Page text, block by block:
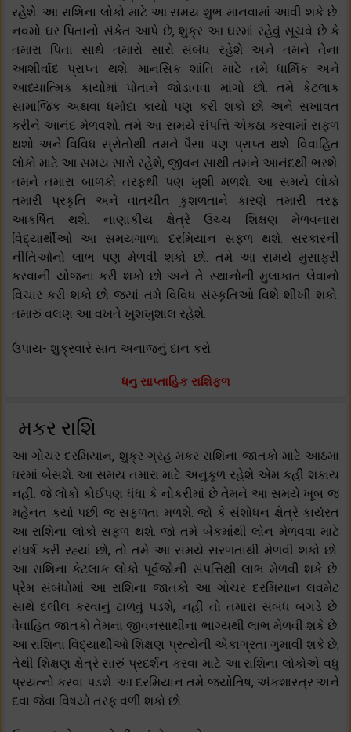
રહેશે. આ રાશિના લોકો માટે આ સમય શુભ માનવામાં આવી શકે છે.
નવમો ઘર પિતાનો સંકેત આપે છે, શુક્ર આ ઘરમાં રહેવું સૂચવે છે કે
તમારા પિતા સાથે તમારો સારો સંબંધ રહેશે અને તમને તેના
આશીર્વાદ પ્રાપ્ત થશે. માનસિક શાંતિ માટે તમે ધાર્મિક અને
આધ્યાત્મિક કાર્યોમાં પોતાને જોડાવવા માંગો છો. તમે કેટલાક
સામાજિક અથવા ધર્માદા કાર્યો પણ કરી શકો છો અને સખાવત
કરીને આનંદ મેળવશો. તમે આ સમયે સંપત્તિ એકઠા કરવામાં સફળ
થશો અને વિવિધ સ્રોતોથી તમને પૈસા પણ પ્રાપ્ત થશે. વિવાહિત
લોકો માટે આ સમય સારો રહેશે, જીવન સાથી તમને આનંદથી ભરશે.
તમને તમારા બાળકો તરફથી પણ ખુશી મળશે. આ સમયે લોકો
તમારી પ્રકૃતિ અને વાતચીત કુશળતાને કારણે તમારી તરફ
આકર્ષિત થશે. નાણાકીય ક્ષેત્રે ઉચ્ચ શિક્ષણ મેળવનારા
વિદ્યાર્થીઓ આ સમયગાળા દરમિયાન સફળ થશે. સરકારની
નીતિઓનો લાભ પણ મેળવી શકો છો. તમે આ સમયે મુસાફરી
કરવાની યોજના કરી શકો છો અને તે સ્થાનોની મુલાકાત લેવાનો
વિચાર કરી શકો છો જ્યાં તમે વિવિધ સંસ્કૃતિઓ વિશે શીખી શકો.
તમારું વલણ આ વખતે ખુશખુશાલ રહેશે.
ઉપાય- શુક્રવારે સાત અનાજનું દાન કરો.
ધનુ સાપ્તાહિક રાશિફળ
મકર રાશિ
આ ગોચર દરમિયાન, શુક્ર ગ્રહ મકર રાશિના જાતકો માટે આઠમા
ઘરમાં બેસશે. આ સમય તમારા માટે અનુકૂળ રહેશે એમ કહી શકાય
નહીં. જે લોકો કોઈપણ ધંધા કે નોકરીમાં છે તેમને આ સમયે ખૂબ જ
મહેનત કર્યા પછી જ સફળતા મળશે. જો કે સંશોધન ક્ષેત્રે કાર્યરત
આ રાશિના લોકો સફળ થશે. જો તમે બેંકમાંથી લોન મેળવવા માટે
સંઘર્ષ કરી રહ્યાં છો, તો તમે આ સમયે સરળતાથી મેળવી શકો છો.
આ રાશિના કેટલાક લોકો પૂર્વજોની સંપત્તિથી લાભ મેળવી શકે છે.
પ્રેમ સંબંધોમાં આ રાશિના જાતકો આ ગોચર દરમિયાન લવમેટ
સાથે દલીલ કરવાનું ટાળવું પડશે, નહીં તો તમારા સંબંધ બગડે છે.
વૈવાહિત જાતકો તેમના જીવનસાથીના ભાગ્યથી લાભ મેળવી શકે છે.
આ રાશિના વિદ્યાર્થીઓ શિક્ષણ પ્રત્યેની એકાગ્રતા ગુમાવી શકે છે,
તેથી શિક્ષણ ક્ષેત્રે સારું પ્રદર્શન કરવા માટે આ રાશિના લોકોએ વધુ
પ્રયત્નો કરવા પડશે. આ દરમિયાન તમે જ્યોતિષ, અંકશાસ્ત્ર અને
દવા જેવા વિષયો તરફ વળી શકો છો.